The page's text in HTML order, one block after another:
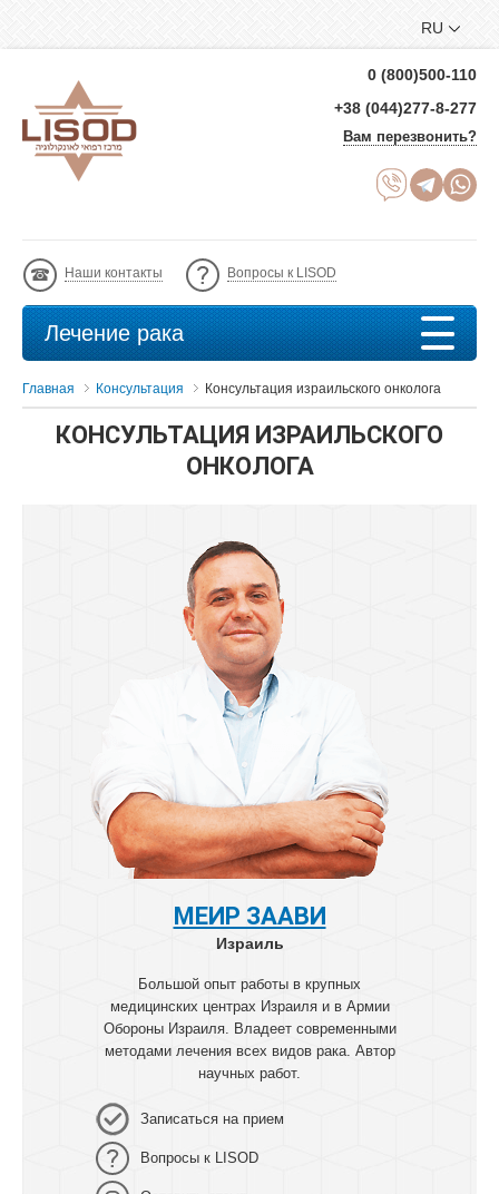
RU
0 (800)500-110
+38 (044)277-8-277
Вам перезвонить?
Наши контакты Вопросы к LISOD
Лечение рака
Главная Консультация Консультация израильского онколога
КОНСУЛЬТАЦИЯ ИЗРАИЛЬСКОГО
ОНКОЛОГА
МЕИР ЗААВИ
Израиль
Большой опыт работы в крупных
медицинских центрах Израиля и в Армии
Обороны Израиля. Владеет современными
методами лечения всех видов рака. Автор
научных работ.
Записаться на прием
Вопросы к LISOD